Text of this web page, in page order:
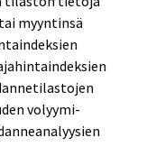
myyntinsä
volyymi-